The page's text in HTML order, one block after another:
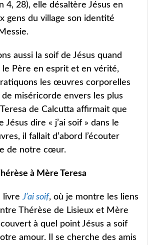
4, 28), elle désaltère Jésus en
gens du village son identité
aussi la soif de Jésus quand
le Père en esprit et en vérité,
les œuvres corporelles
miséricorde envers les plus
de Calcutta affirmait que
Jésus dire « j’ai soif » dans le
il fallait d’abord l’écouter
de notre cœur.
à Mère Teresa
livreJ’ai soif, où je montre les liens
Thérèse de Lisieux et Mère
à quel point Jésus a soif
amour. Il se cherche des amis